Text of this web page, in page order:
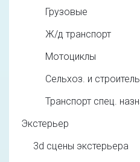
Грузовые
Ж/д транспорт
Мотоциклы
Сельхоз. и
Транспорт спец.
Экстерьер
3d cцены экстерьера